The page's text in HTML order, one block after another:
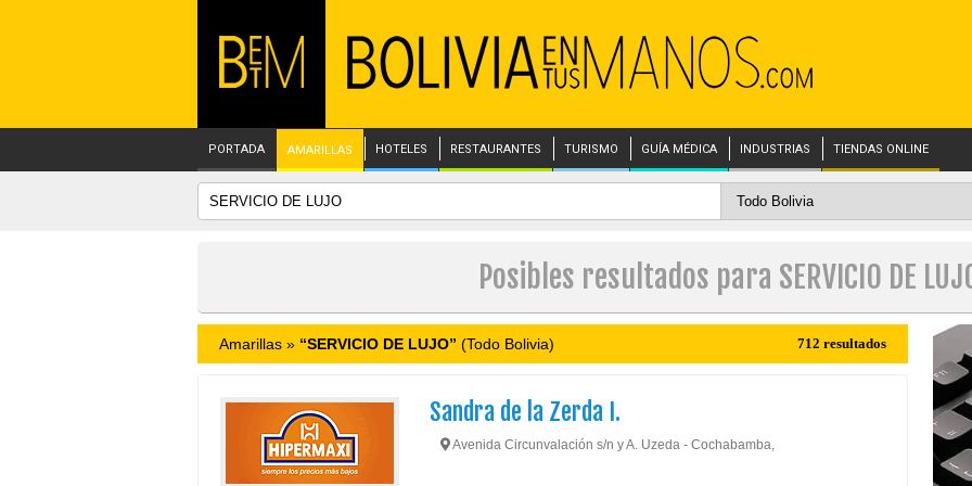
PORTADA AMARILLAS HOTELES RESTAURANTES TURISMO GUÍA MÉDICA INDUSTRIAS TIENDAS ONLINE
Posibles resultados para SERVICIO DE
Amarillas » “SERVICIO DE LUJO” (Todo Bolivia) 712 resultados
Sandra de la Zerda I.
Avenida Circunvalación s/n y A. Uzeda - Cochabamba,